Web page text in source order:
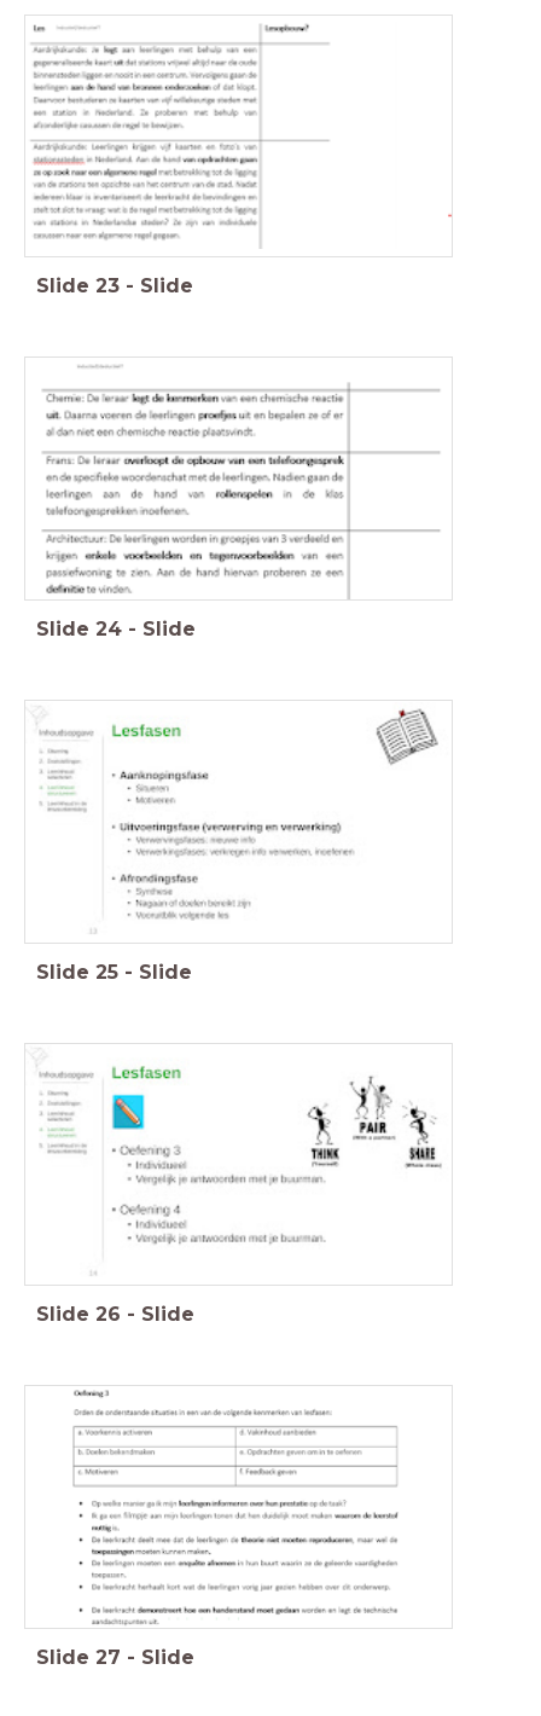
Slide 23 - Slide
Slide 24 - Slide
Slide 25 - Slide
Slide 26 - Slide
Slide 27 - Slide